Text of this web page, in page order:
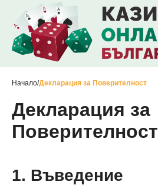
Начало/Декларация за Поверителност
Декларация за
Поверителност
1. Въведение